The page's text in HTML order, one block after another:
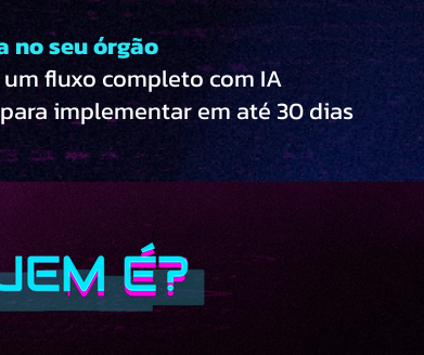
no seu órgão
fluxo completo com IA
implementar em até 30 dias